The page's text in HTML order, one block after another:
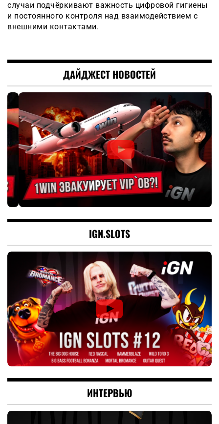
случаи подчёркивают важность цифровой гигиены
и постоянного контроля над взаимодействием с
внешними контактами.
ДАЙДЖЕСТ НОВОСТЕЙ
IGN.SLOTS
ИНТЕРВЬЮ